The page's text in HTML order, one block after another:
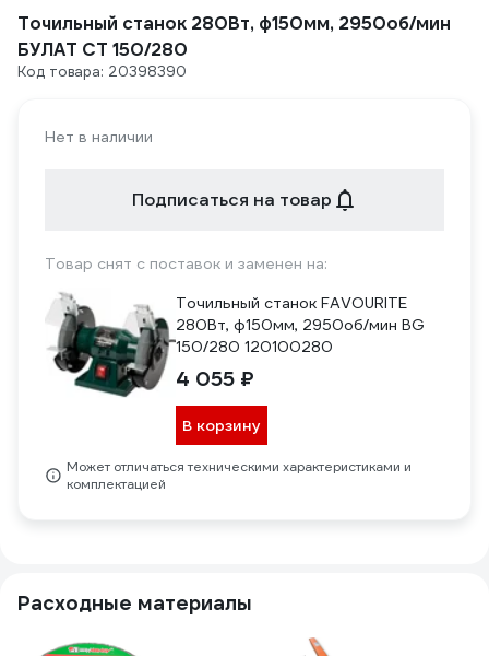
Точильный станок 280Вт, ф150мм, 2950об/мин
БУЛАТ СТ 150/280
Код товара: 20398390
Нет в наличии
Подписаться на товар
Товар снят с поставок и заменен на:
Точильный станок FAVOURITE
280Вт, ф150мм, 2950об/мин BG
150/280 120100280
4 055 ₽
В корзину
Может отличаться техническими характеристиками и
комплектацией
Расходные материалы